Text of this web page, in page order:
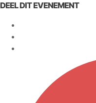
DEEL DIT EVENEMENT